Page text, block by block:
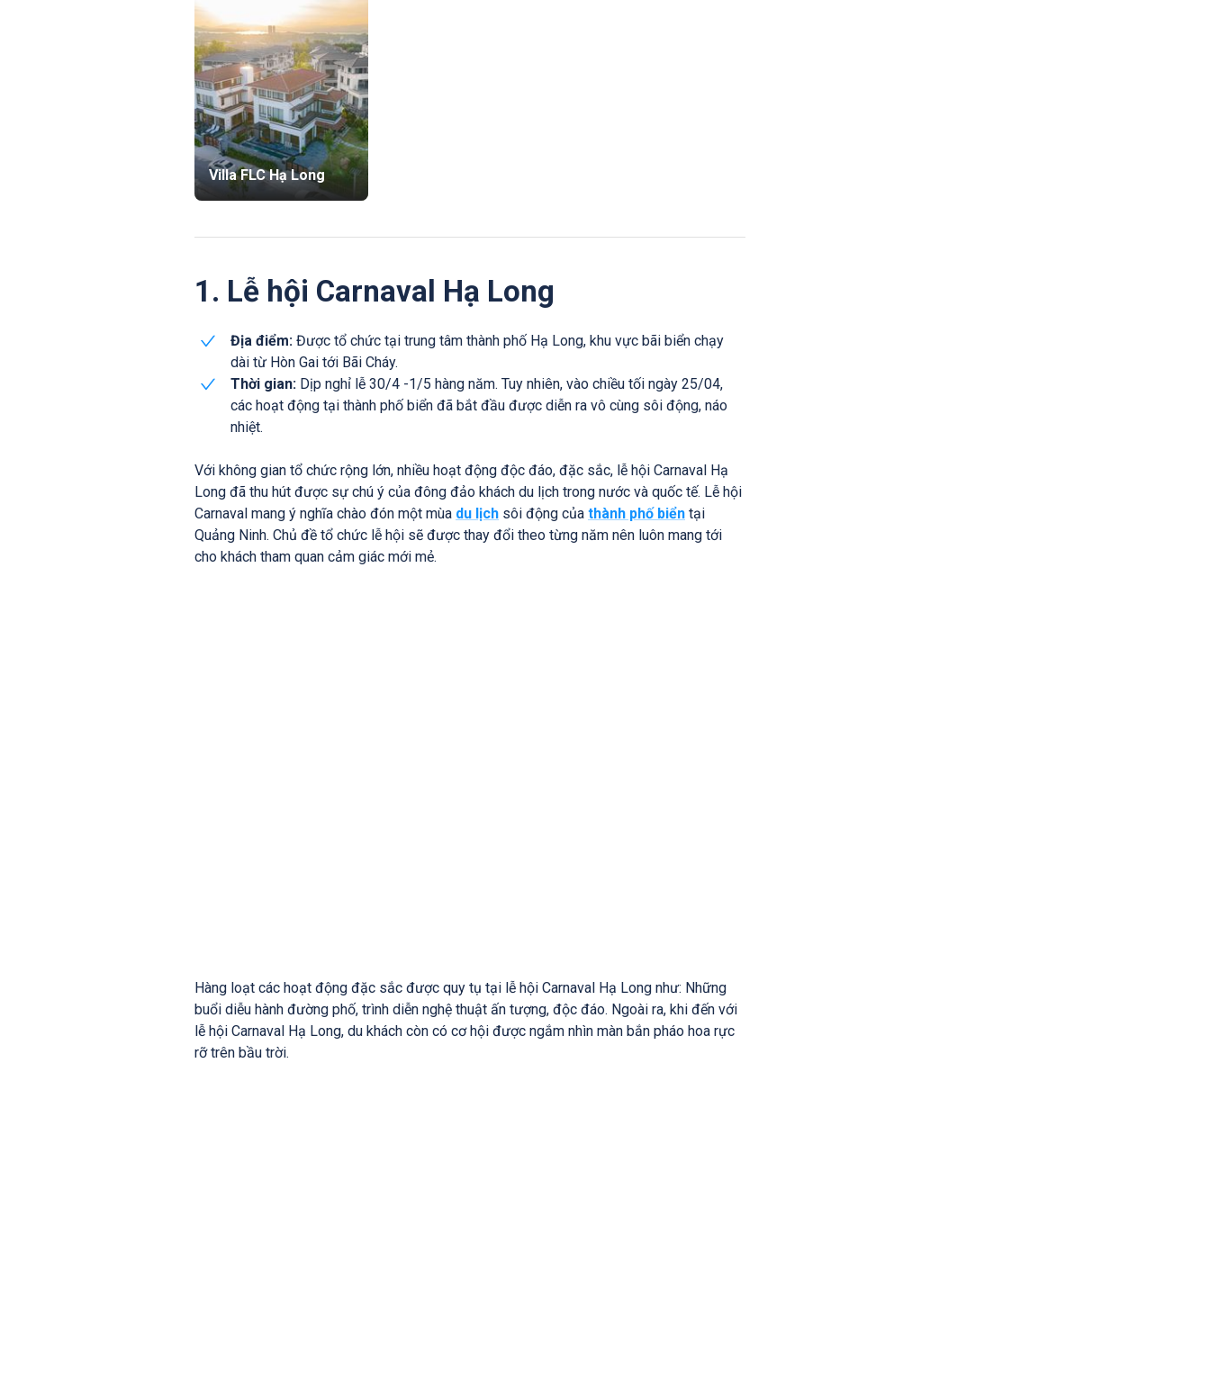
Villa FLC Hạ Long
1. Lễ hội Carnaval Hạ Long
Địa điểm: Được tổ chức tại trung tâm thành phố Hạ Long, khu vực bãi biển chạy
dài từ Hòn Gai tới Bãi Cháy.
Thời gian: Dịp nghỉ lễ 30/4 -1/5 hàng năm. Tuy nhiên, vào chiều tối ngày 25/04,
các hoạt động tại thành phố biển đã bắt đầu được diễn ra vô cùng sôi động, náo
nhiệt.
Với không gian tổ chức rộng lớn, nhiều hoạt động độc đáo, đặc sắc, lễ hội Carnaval Hạ
Long đã thu hút được sự chú ý của đông đảo khách du lịch trong nước và quốc tế. Lễ hội
Carnaval mang ý nghĩa chào đón một mùa du lịch sôi động của thành phố biển tại
Quảng Ninh. Chủ đề tổ chức lễ hội sẽ được thay đổi theo từng năm nên luôn mang tới
cho khách tham quan cảm giác mới mẻ.
Hàng loạt các hoạt động đặc sắc được quy tụ tại lễ hội Carnaval Hạ Long như: Những
buổi diễu hành đường phố, trình diễn nghệ thuật ấn tượng, độc đáo. Ngoài ra, khi đến với
lễ hội Carnaval Hạ Long, du khách còn có cơ hội được ngắm nhìn màn bắn pháo hoa rực
rỡ trên bầu trời.